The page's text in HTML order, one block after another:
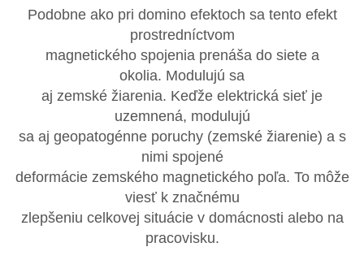
Podobne ako pri domino efektoch sa tento efekt
prostredníctvom
magnetického spojenia prenáša do siete a
okolia. Modulujú sa
aj zemské žiarenia. Keďže elektrická sieť je
uzemnená, modulujú
sa aj geopatogénne poruchy (zemské žiarenie) a s
nimi spojené
deformácie zemského magnetického poľa. To môže
viesť k značnému
zlepšeniu celkovej situácie v domácnosti alebo na
pracovisku.